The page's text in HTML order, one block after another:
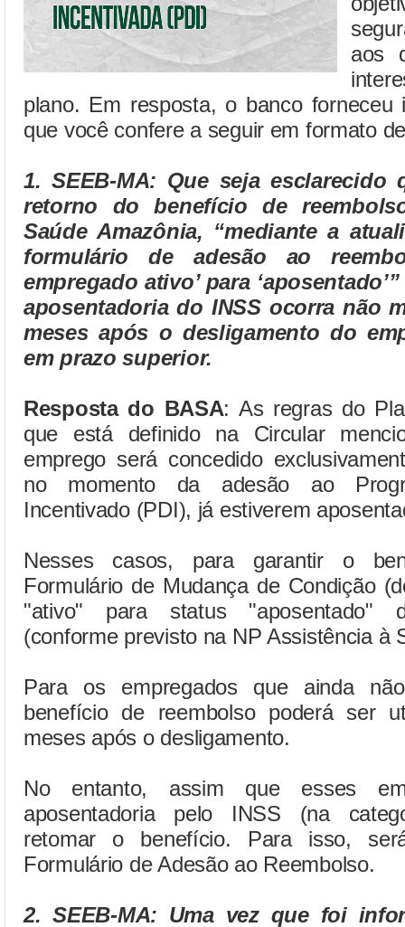
aos
plano. Em resposta, o banco forneceu
que você confere a seguir em formato
1. SEEB-MA: Que seja esclarecido
retorno do benefício de
Saúde Amazônia, “mediante a
formulário de adesão ao
empregado ativo’ para
aposentadoria do INSS ocorra não
meses após o desligamento do
em prazo superior.
Resposta do BASA: As regras do
que está definido na Circular
emprego será concedido
no momento da adesão ao
Incentivado (PDI), já estiverem
Nesses casos, para garantir o
Formulário de Mudança de Condição
"ativo" para status "aposentado"
(conforme previsto na NP Assistência à
Para os empregados que ainda
benefício de reembolso poderá ser
meses após o desligamento.
No entanto, assim que esses
aposentadoria pelo INSS (na
retomar o benefício. Para isso,
Formulário de Adesão ao Reembolso.
2. SEEB-MA: Uma vez que foi